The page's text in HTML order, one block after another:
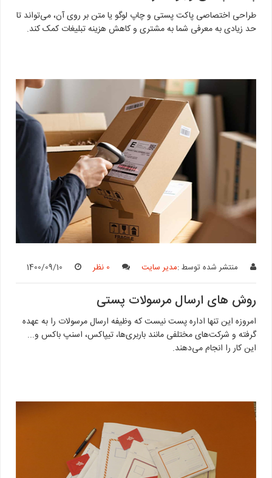
طراحی اختصاصی پاکت پستی و چاپ لوگو یا متن بر روی آن، می‌تواند تا
حد زیادی به معرفی شما به مشتری و کاهش هزینه تبلیغات کمک کند.
منتشر شده توسط :مدیر سایت 0 نظر 1400/09/10
روش های ارسال مرسولات پستی
امروزه این تنها اداره پست نیست که وظیفه ارسال مرسولات را به عهده
گرفته و شرکت‌های مختلفی مانند باربری‌ها، تیپاکس، اسنپ باکس و...
این کار را انجام می‌دهند.